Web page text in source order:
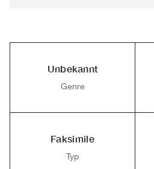
Unbekannt
Genre
Faksimile
Typ